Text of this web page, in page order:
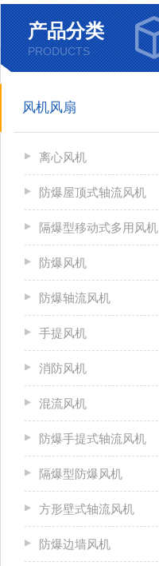
产品分类
PRODUCTS
风机风扇
离心风机
防爆屋顶式轴流风机
隔爆型移动式多用风机
防爆风机
防爆轴流风机
手提风机
消防风机
混流风机
防爆手提式轴流风机
隔爆型防爆风机
方形壁式轴流风机
防爆边墙风机